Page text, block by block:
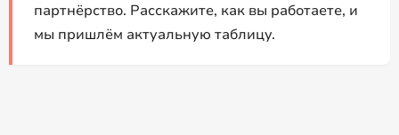
партнёрство. Расскажите, как вы работаете, и
мы пришлём актуальную таблицу.